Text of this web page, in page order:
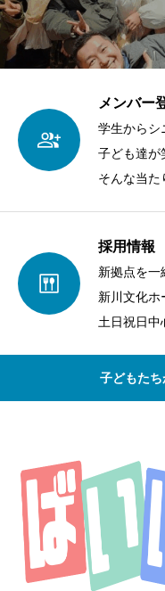
メンバー
学生からシ
子ども達が
そんな当た
採用情報
新拠点を一
新川文化ホ
土日祝日中
子どもたち